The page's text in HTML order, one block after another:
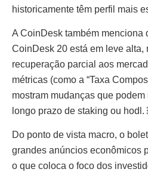
historicamente têm perfil mais
A CoinDesk também menciona
CoinDesk 20 está em leve alta,
recuperação parcial aos
métricas (como a “Taxa
mostram mudanças que
longo prazo de staking ou
Do ponto de vista macro, o
grandes anúncios econômicos
o que coloca o foco dos